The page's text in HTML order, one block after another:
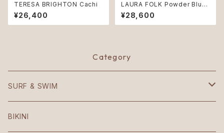
TERESA BRIGHTON Cachi
¥26,400
LAURA FOLK Powder Blue
♻︎
¥28,600
Category
SURF & SWIM
Mezzaluna
BIKINI